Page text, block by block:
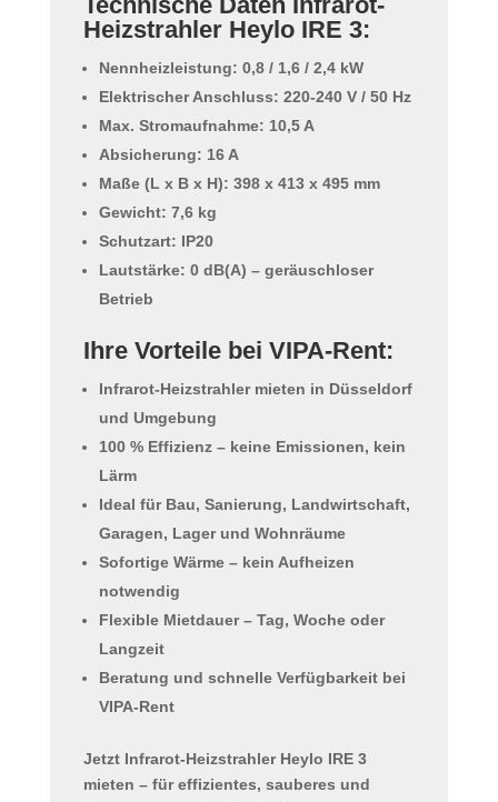
Heizstrahler Heylo IRE 3:
Nennheizleistung: 0,8 / 1,6 / 2,4 kW
Elektrischer Anschluss: 220-240 V / 50 Hz
Max. Stromaufnahme: 10,5 A
Absicherung: 16 A
Maße (L x B x H): 398 x 413 x 495 mm
Gewicht: 7,6 kg
Schutzart: IP20
Lautstärke: 0 dB(A) – geräuschloser
Betrieb
Ihre Vorteile bei VIPA-Rent:
Infrarot-Heizstrahler mieten in Düsseldorf
und Umgebung
100 % Effizienz – keine Emissionen, kein
Lärm
Ideal für Bau, Sanierung, Landwirtschaft,
Garagen, Lager und Wohnräume
Sofortige Wärme – kein Aufheizen
notwendig
Flexible Mietdauer – Tag, Woche oder
Langzeit
Beratung und schnelle Verfügbarkeit bei
VIPA-Rent
Jetzt Infrarot-Heizstrahler Heylo IRE 3
mieten – füreffizientes, sauberes und